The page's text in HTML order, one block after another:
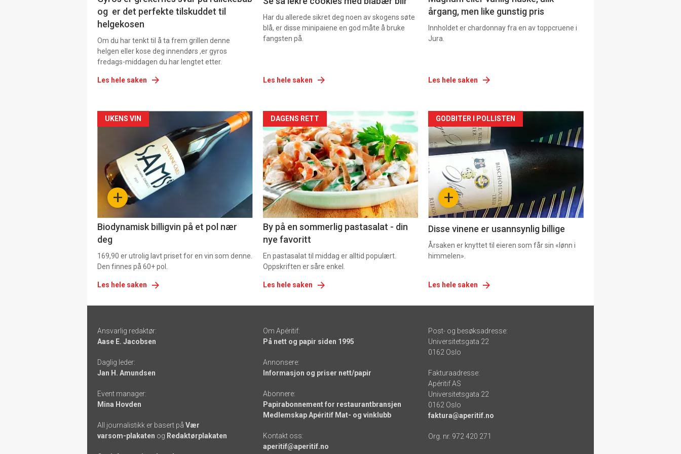
og er det perfekte tilskuddet til
helgekosen
Om du har tenkt til å ta frem grillen denne
helgen eller kose deg innendørs ,er gyros
fredags-middagen du har lengtet etter.
Les hele saken
Har du allerede sikret deg noen av skogens søte
blå, er disse minipaiene en god måte å bruke
fangsten på.
Les hele saken
årgang, men like gunstig pris
Innholdet er chardonnay fra en av toppcruene i
Jura.
Les hele saken
Forsiden
akkurat
nå
-
+
UKENS VIN
Biodynamisk billigvin på et pol nær
deg
169,90 er utrolig lavt priset for en vin som denne.
Den finnes på 60+ pol.
Les hele saken
Forsiden
akkurat
nå
-
5
DAGENS RETT
By på en sommerlig pastasalat - din
nye favoritt
En pastasalat til middag er alltid populært.
Oppskriften er såre enkel.
Les hele saken
Forsiden
akkurat
nå
6 +
GODBITER I POLLISTEN
Disse vinene er usannsynlig billige
Årsaken er knyttet til eieren som får sin «lønn i
himmelen».
Les hele saken
-
links
Ansvarlig redaktør:
Aase E. Jacobsen
Daglig leder:
Jan H. Amundsen
Event manager:
Mina Hovden
All journalistikk er basert på Vær
varsom-plakaten og Redaktørplakaten
Om Apéritif:
På nett og papir siden 1995
Annonsere:
Informasjon og priser nett/papir
Abonnere:
Papirabonnement for restaurantbransjen
Medlemskap Apéritif Mat- og vinklubb
Kontakt oss:
aperitif@aperitif.no
Post- og besøksadresse:
Universitetsgata 22
0162 Oslo
Fakturaadresse:
Apéritif AS
Universitetsgata 22
0162 Oslo
faktura@aperitif.no
Org. nr. 972 420 271